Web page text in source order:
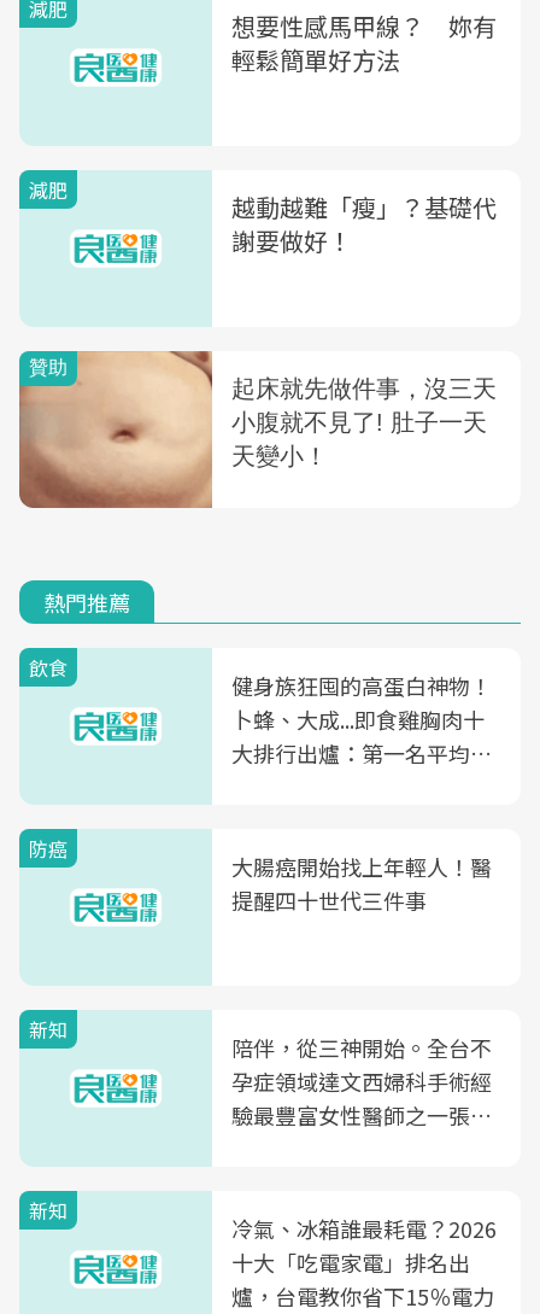
減肥
想要性感馬甲線？ 妳有
輕鬆簡單好方法
減肥
越動越難「瘦」？基礎代
謝要做好！
熱門推薦
飲食
健身族狂囤的高蛋白神物！
卜蜂、大成...即食雞胸肉十
大排行出爐：第一名平均一
防癌
大腸癌開始找上年輕人！醫
提醒四十世代三件事
新知
陪伴，從三神開始。全台不
孕症領域達文西婦科手術經
驗最豐富女性醫師之一張永
光田醫院建構360度女性健
康照護生態圈
新知
冷氣、冰箱誰最耗電？2026
十大「吃電家電」排名出
爐，台電教你省下15％電力